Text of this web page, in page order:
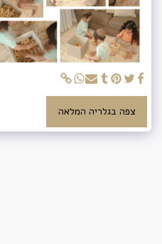
צפה בגלריה המלאה